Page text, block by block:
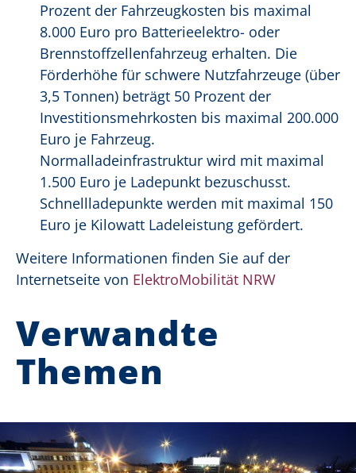
Prozent der Fahrzeugkosten bis maximal
8.000 Euro pro Batterieelektro- oder
Brennstoffzellenfahrzeug erhalten. Die
Förderhöhe für schwere Nutzfahrzeuge (über
3,5 Tonnen) beträgt 50 Prozent der
Investitionsmehrkosten bis maximal 200.000
Euro je Fahrzeug.
Normalladeinfrastruktur wird mit maximal
1.500 Euro je Ladepunkt bezuschusst.
Schnellladepunkte werden mit maximal 150
Euro je Kilowatt Ladeleistung gefördert.
Weitere Informationen finden Sie auf der
Internetseite von ElektroMobilität NRW
Verwandte
Themen